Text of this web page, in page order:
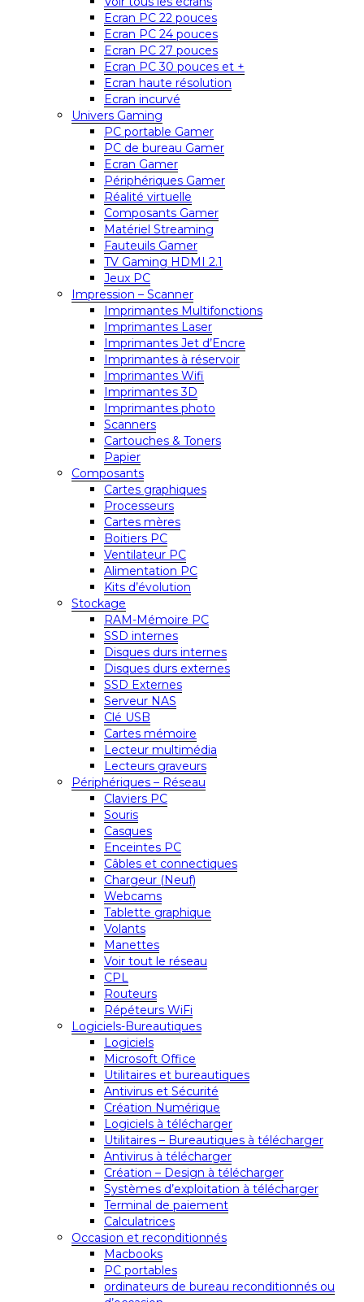
Ecran PC 22 pouces
Ecran PC 24 pouces
Ecran PC 27 pouces
Ecran PC 30 pouces et +
Ecran haute résolution
Ecran incurvé
Univers Gaming
PC portable Gamer
PC de bureau Gamer
Ecran Gamer
Périphériques Gamer
Réalité virtuelle
Composants Gamer
Matériel Streaming
Fauteuils Gamer
TV Gaming HDMI 2.1
Jeux PC
Impression – Scanner
Imprimantes Multifonctions
Imprimantes Laser
Imprimantes Jet d’Encre
Imprimantes à réservoir
Imprimantes Wifi
Imprimantes 3D
Imprimantes photo
Scanners
Cartouches & Toners
Papier
Composants
Cartes graphiques
Processeurs
Cartes mères
Boitiers PC
Ventilateur PC
Alimentation PC
Kits d’évolution
Stockage
RAM-Mémoire PC
SSD internes
Disques durs internes
Disques durs externes
SSD Externes
Serveur NAS
Clé USB
Cartes mémoire
Lecteur multimédia
Lecteurs graveurs
Périphériques – Réseau
Claviers PC
Souris
Casques
Enceintes PC
Câbles et connectiques
Chargeur (Neuf)
Webcams
Tablette graphique
Volants
Manettes
Voir tout le réseau
CPL
Routeurs
Répéteurs WiFi
Logiciels-Bureautiques
Logiciels
Microsoft Office
Utilitaires et bureautiques
Antivirus et Sécurité
Création Numérique
Logiciels à télécharger
Utilitaires – Bureautiques à télécharger
Antivirus à télécharger
Création – Design à télécharger
Systèmes d’exploitation à télécharger
Terminal de paiement
Calculatrices
Occasion et reconditionnés
Macbooks
PC portables
ordinateurs de bureau reconditionnés ou